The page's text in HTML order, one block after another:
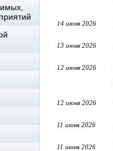
14 июня 2026
13 июня 2026
12 июня 2026
12 июня 2026
11 июня 2026
11 июня 2026